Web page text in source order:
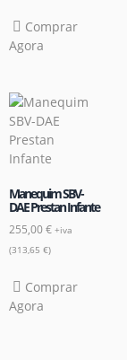
Comprar
Agora
Manequim SBV-
DAE Prestan Infante
255,00€ +iva
(313,65 €)
Comprar
Agora